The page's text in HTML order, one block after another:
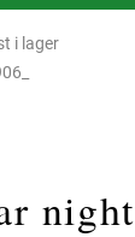
i lager